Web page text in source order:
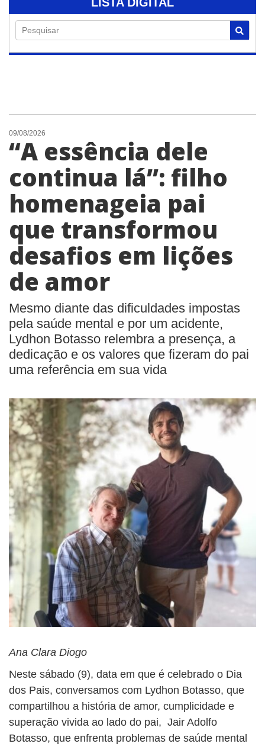
Pesquisar
09/08/2026
“A essência dele
continua lá”: filho
homenageia pai
que transformou
desafios em lições
de amor
Mesmo diante das dificuldades impostas
pela saúde mental e por um acidente,
Lydhon Botasso relembra a presença, a
dedicação e os valores que fizeram do pai
uma referência em sua vida
Ana Clara Diogo
Neste sábado (9), data em que é celebrado o Dia
dos Pais, conversamos com Lydhon Botasso, que
compartilhou a história de amor, cumplicidade e
superação vivida ao lado do pai, Jair Adolfo
Botasso, que enfrenta problemas de saúde mental